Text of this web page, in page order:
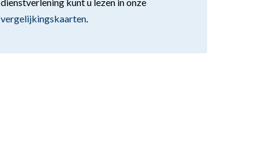
dienstverlening kunt u lezen in onze
vergelijkingskaarten.